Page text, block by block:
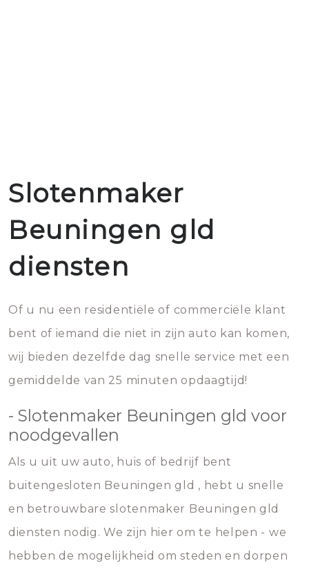
Slotenmaker
Beuningen gld
diensten
Of u nu een residentiële of commerciële klant
bent of iemand die niet in zijn auto kan komen,
wij bieden dezelfde dag snelle service met een
gemiddelde van 25 minuten opdaagtijd!
- Slotenmaker Beuningen gld voor
noodgevallen
Als u uit uw auto, huis of bedrijf bent
buitengesloten Beuningen gld , hebt u snelle
en betrouwbare slotenmaker Beuningen gld
diensten nodig. We zijn hier om te helpen - we
hebben de mogelijkheid om steden en dorpen